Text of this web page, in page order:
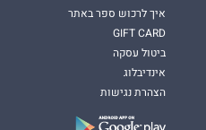
איך לרכוש ספר באתר
GIFT CARD
ביטול עסקה
אינדיבלוג
הצהרת נגישות